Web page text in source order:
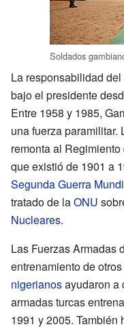
Soldados
La responsabilidad
bajo el presidente
Entre 1958 y 1985,
una fuerza paramilitar.
remonta al
que existió de 1901 a
Segunda Guerra
tratado de laONU
Nucleares.
Las Fuerzas Armadas
entrenamiento de
nigerianosayudaron a
armadas turcas
1991 y 2005.